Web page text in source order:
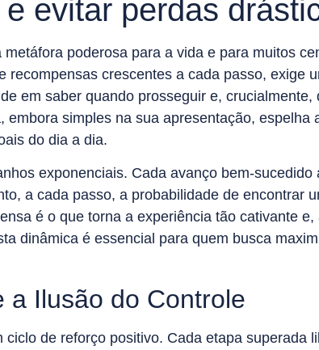
evitar perdas
metáfora poderosa para a vida e para muitos
crescentes a cada passo, exige
em saber quando prosseguir e, crucialmente,
simples na sua apresentação, espelha
do dia a dia.
exponenciais. Cada avanço bem-
a cada passo, a probabilidade de encontrar
é o que torna a experiência tão cativante e,
dinâmica é essencial para quem busca
a Ilusão do Controle
ciclo de reforço positivo. Cada etapa superada